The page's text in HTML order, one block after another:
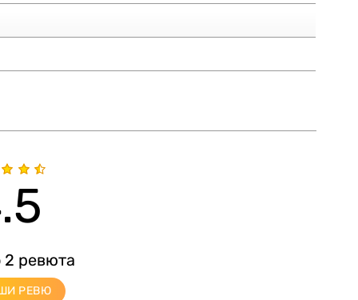
2 ревюта
РЕВЮ